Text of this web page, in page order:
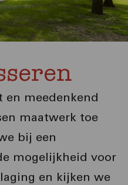
en meedenkend
maatwerk toe
bij een
mogelijkheid voor
en kijken we